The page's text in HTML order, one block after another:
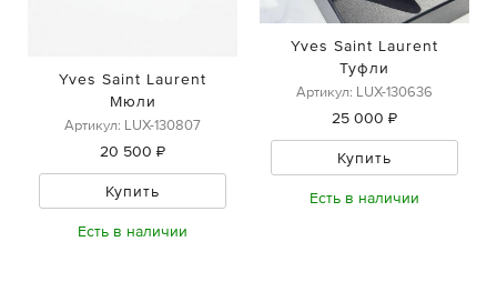
Yves Saint Laurent
Мюли
Артикул: LUX-130807
20 500 ₽
Купить
Есть в наличии
Yves Saint Laurent
Туфли
Артикул: LUX-130636
25 000 ₽
Купить
Есть в наличии